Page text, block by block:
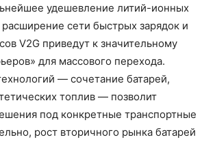
удешевление литий-ионных
расширение сети быстрых зарядок и
V2G приведут к значительному
для массового перехода.
— сочетание батарей,
топлив — позволит
под конкретные транспортные
рост вторичного рынка батарей